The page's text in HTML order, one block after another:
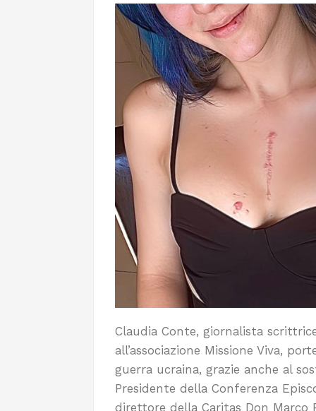
Claudia Conte, giornalista
all’associazione Missione Viva,
guerra ucraina, grazie anche al
Presidente della Conferenza
direttore della Caritas Don Marco